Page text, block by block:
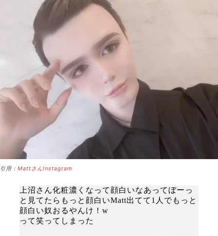
引用： MattさんInstagram
上沼さん化粧濃くなって顔白いなあってぼーっ
と見てたらもっと顔白いMatt出てて1人でもっと
顔白い奴おるやんけ！w
って笑ってしまった